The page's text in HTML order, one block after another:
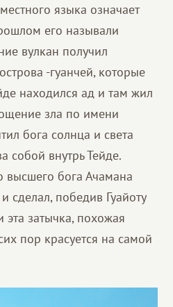
языка означает
его называли
вулкан получил
-гуанчей, которые
находился ад и там жил
зла по имени
бога солнца и света
собой внутрь Тейде.
высшего бога Ачамана
сделал, победив Гуайоту
эта затычка, похожая
пор красуется на самой